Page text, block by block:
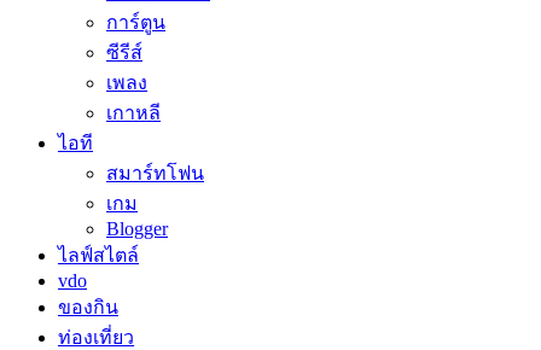
การ์ตูน
ซีรีส์
เพลง
เกาหลี
ไอที
สมาร์ทโฟน
เกม
Blogger
ไลฟ์สไตล์
vdo
ของกิน
ท่องเที่ยว